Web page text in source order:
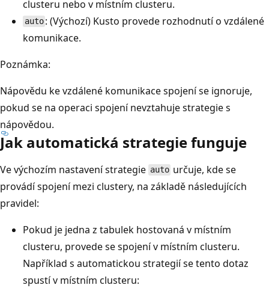
clusteru nebo v místním clusteru.
auto : (Výchozí) Kusto provede rozhodnutí o vzdálené
komunikace.
Poznámka:
Nápovědu ke vzdálené komunikace spojení se ignoruje,
pokud se na operaci spojení nevztahuje strategie s
nápovědou.
Jak automatická strategie funguje
Ve výchozím nastavení strategie auto určuje, kde se
provádí spojení mezi clustery, na základě následujících
pravidel:
Pokud je jedna z tabulek hostovaná v místním
clusteru, provede se spojení v místním clusteru.
Například s automatickou strategií se tento dotaz
spustí v místním clusteru: